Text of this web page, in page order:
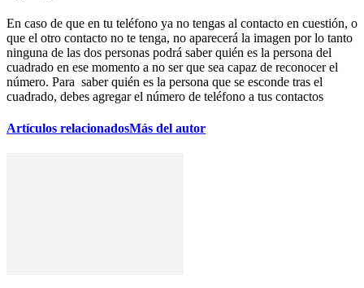
En caso de que en tu teléfono ya no tengas al contacto en cuestión, o
que el otro contacto no te tenga, no aparecerá la imagen por lo tanto
ninguna de las dos personas podrá saber quién es la persona del
cuadrado en ese momento a no ser que sea capaz de reconocer el
número. Para saber quién es la persona que se esconde tras el
cuadrado, debes agregar el número de teléfono a tus contactos
Artículos relacionadosMás del autor